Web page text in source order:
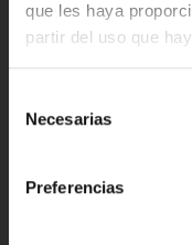
que les haya
partir del uso que
Necesarias
Preferencias